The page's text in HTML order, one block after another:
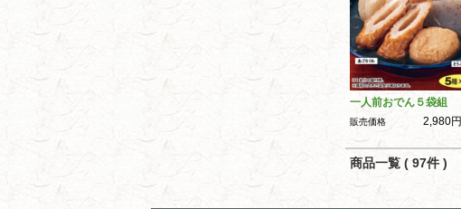
一人前おでん５袋組
販売価格 2,980円
商品一覧 ( 97件 )